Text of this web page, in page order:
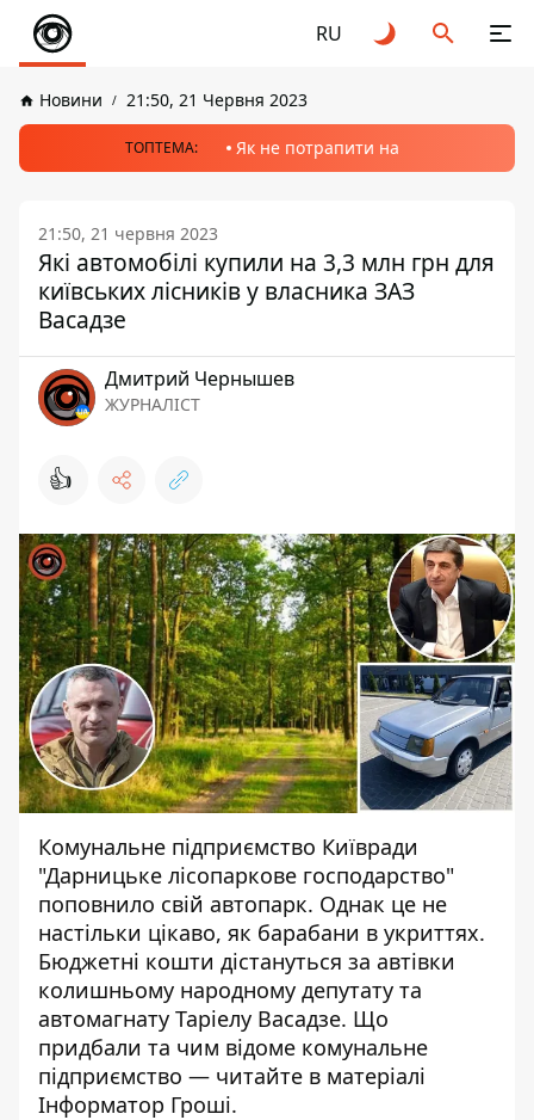
RU
Новини 21:50, 21 Червня 2023
ТОПТЕМА: Як не потрапити на
21:50, 21 червня 2023
Які автомобілі купили на 3,3 млн грн для
київських лісників у власника ЗАЗ
Васадзе
Дмитрий Чернышев
ЖУРНАЛІСТ
👍
Комунальне підприємство Київради
"Дарницьке лісопаркове господарство"
поповнило свій автопарк. Однак це не
настільки цікаво, як барабани в укриттях.
Бюджетні кошти дістануться за автівки
колишньому народному депутату та
автомагнату Таріелу Васадзе. Що
придбали та чим відоме комунальне
підприємство — читайте в матеріалі
Інформатор Гроші.